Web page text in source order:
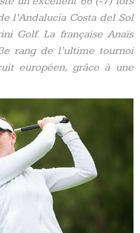
l’Andalucía Costa del Sol
Golf. La française Anaïs
rang de l’ultime tournoi
européen, grâce à une